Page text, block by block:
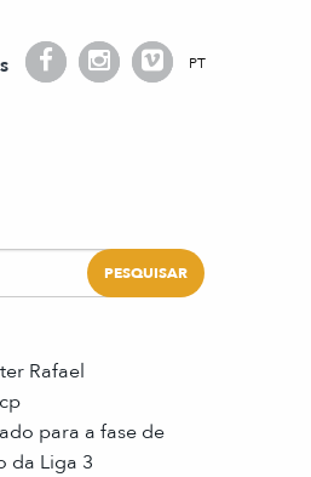
PT
Rafael
para a fase de
da Liga 3